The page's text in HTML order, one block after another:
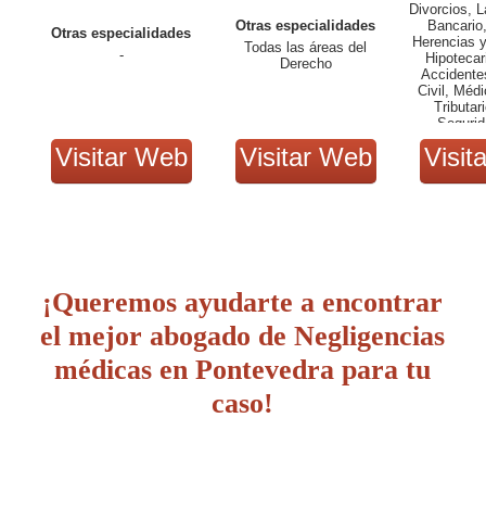
Otras especialidades
-
Visitar Web
Otras especialidades
Todas las áreas del
Derecho
Visitar Web
Divorcios,
Herencias
Civil,
¡Queremos ayudarte a encontrar
el mejor abogado de Negligencias
médicas en Pontevedra para tu
caso!